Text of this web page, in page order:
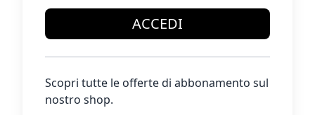
ACCEDI
Scopri tutte le offerte di abbonamento sul
nostro shop.